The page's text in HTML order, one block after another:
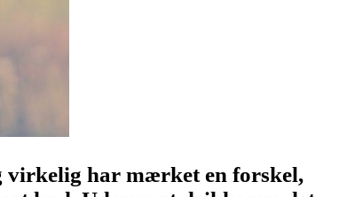
virkelig har mærket en forskel,